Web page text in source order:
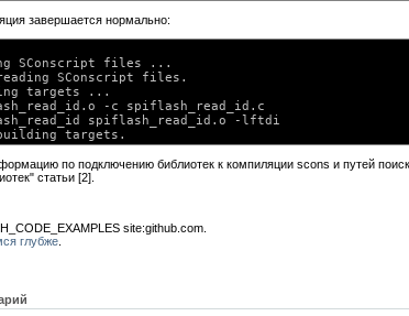
завершается нормально:
SConscript files ...
SConscript files.
targets ...
-c spiflash_read_id.c
spiflash_read_id.o -lftdi
по подключению библиотек к компиляции scons и путей
статьи [2].
site:github.com.
глубже.